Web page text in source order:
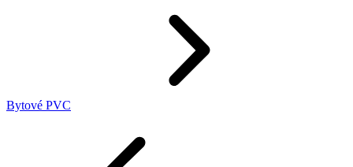
Bytové PVC